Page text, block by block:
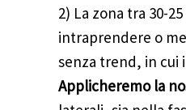
2) La zona tra 30-
intraprendere o
senza trend, in cui
Applicheremo la